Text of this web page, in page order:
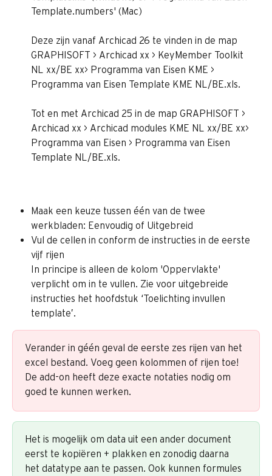
Template.numbers' (Mac)
Deze zijn vanaf Archicad 26 te vinden in de map
GRAPHISOFT > Archicad xx > KeyMember Toolkit
NL xx/BE xx> Programma van Eisen KME >
Programma van Eisen Template KME NL/BE.xls.
Tot en met Archicad 25 in de map GRAPHISOFT >
Archicad xx > Archicad modules KME NL xx/BE xx>
Programma van Eisen > Programma van Eisen
Template NL/BE.xls.
Maak een keuze tussen één van de twee
werkbladen: Eenvoudig of Uitgebreid
Vul de cellen in conform de instructies in de eerste
vijf rijen
In principe is alleen de kolom 'Oppervlakte'
verplicht om in te vullen. Zie voor uitgebreide
instructies het hoofdstuk ‘Toelichting invullen
template’.
Verander in géén geval de eerste zes rijen van het
excel bestand. Voeg geen kolommen of rijen toe!
De add-on heeft deze exacte notaties nodig om
goed te kunnen werken.
Het is mogelijk om data uit een ander document
eerst te kopiëren + plakken en zonodig daarna
het datatype aan te passen. Ook kunnen formules